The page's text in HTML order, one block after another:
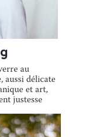
au
aussi délicate
et art,
justesse